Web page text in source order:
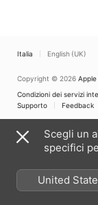
Italia English (UK)
Copyright © 2026 Apple
Condizioni dei servizi
Supporto
Feedback
Scegli un
specifici
United